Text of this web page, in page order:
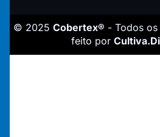
© 2025 Cobertex® - Todos
feito por